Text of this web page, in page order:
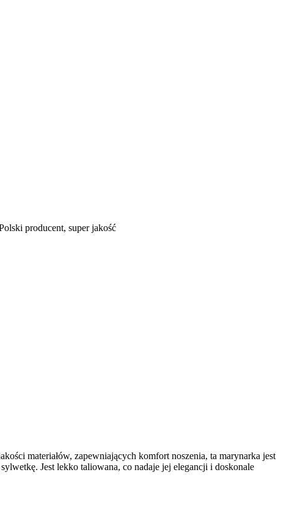
producent, super jakość
materiałów, zapewniających komfort noszenia, ta marynarka jest
Jest lekko taliowana, co nadaje jej elegancji i doskonale